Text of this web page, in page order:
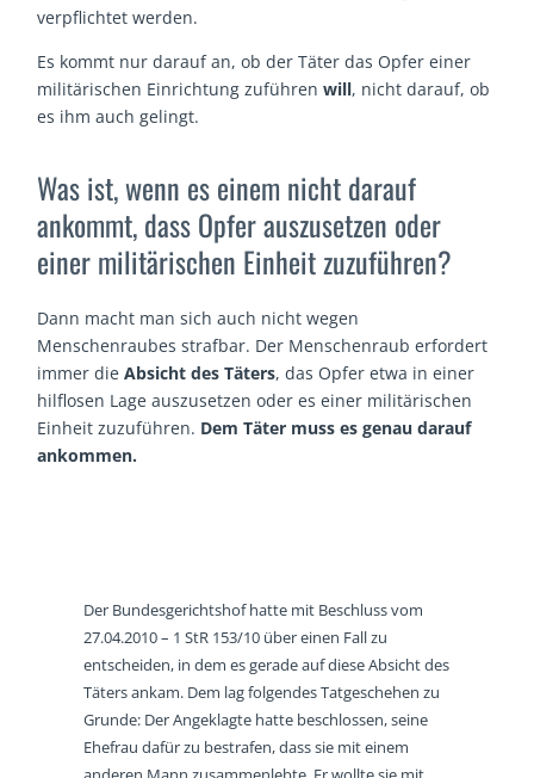
verpflichtet werden.
Es kommt nur darauf an, ob der Täter das Opfer einer
militärischen Einrichtung zuführenwill, nicht darauf, ob
es ihm auch gelingt.
Was ist, wenn es einem nicht darauf
ankommt, dass Opfer auszusetzen oder
einer militärischen Einheit zuzuführen?
Dann macht man sich auch nicht wegen
Menschenraubes strafbar. Der Menschenraub erfordert
immer die Absicht des Täters, das Opfer etwa in einer
hilflosen Lage auszusetzen oder es einer militärischen
Einheit zuzuführen. Dem Täter muss es genau darauf
ankommen.
Der Bundesgerichtshof hatte mit Beschluss vom
27.04.2010 – 1 StR 153/10 über einen Fall zu
entscheiden, in dem es gerade auf diese Absicht des
Täters ankam. Dem lag folgendes Tatgeschehen zu
Grunde: Der Angeklagte hatte beschlossen, seine
Ehefrau dafür zu bestrafen, dass sie mit einem